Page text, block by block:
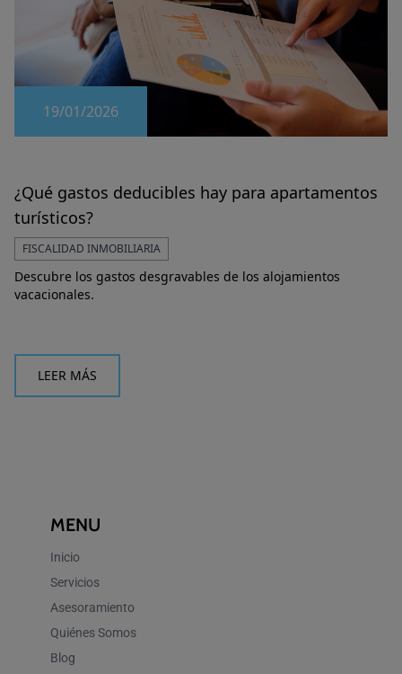
19/01/2026
¿Qué gastos deducibles hay para apartamentos
turísticos?
FISCALIDAD INMOBILIARIA
Descubre los gastos desgravables de los alojamientos
vacacionales.
LEER MÁS
MENU
Inicio
Servicios
Asesoramiento
Quiénes Somos
Blog